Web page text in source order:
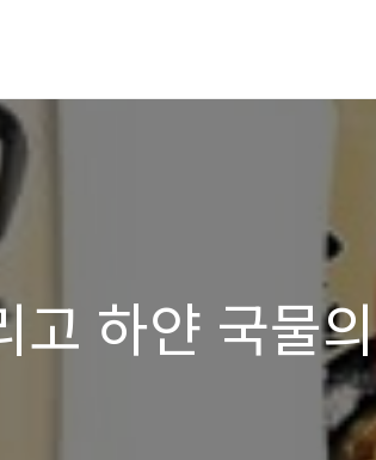
고 하얀 국물의